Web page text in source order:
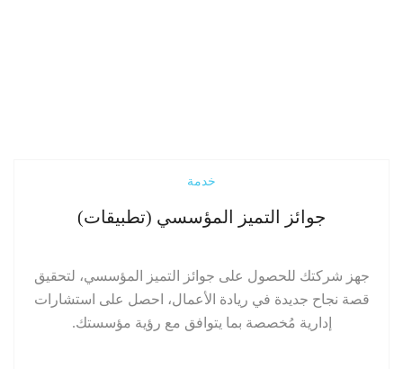
إقرأ المزيد
خدمة
جوائز التميز المؤسسي (تطبيقات)
جهز شركتك للحصول على جوائز التميز المؤسسي، لتحقيق
قصة نجاح جديدة في ريادة الأعمال، احصل على استشارات
إدارية مُخصصة بما يتوافق مع رؤية مؤسستك.